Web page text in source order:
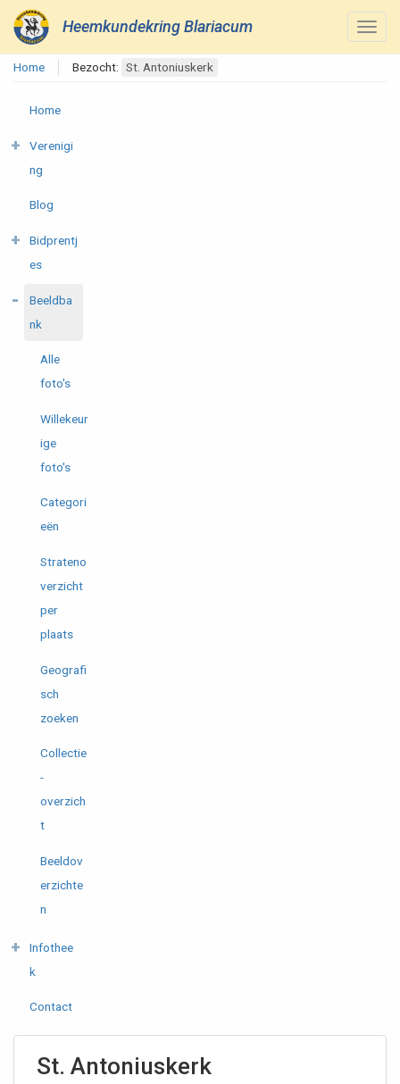
Heemkundekring Blariacum
Home Bezocht: St. Antoniuskerk
Home
Verenigi
ng
Blog
Bidprentj
es
Beeldba
nk
Alle
foto's
Willekeur
ige
foto's
Categori
eën
Strateno
verzicht
per
plaats
Geografi
sch
zoeken
Collectie
-
overzich
t
Beeldov
erzichte
n
Infothee
k
Contact
St. Antoniuskerk